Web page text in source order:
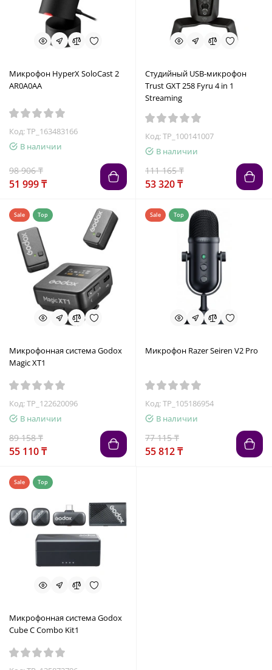
Микрофон HyperX SoloСast 2
AR0A0AA
Код: TP_163483166
В наличии
98 906 ₸
51 999 ₸
Студийный USB-микрофон
Trust GXT 258 Fyru 4 in 1
Streaming
Код: TP_100141007
В наличии
111 165 ₸
53 320 ₸
Sale Top
Микрофонная система Godox
Magic XT1
Код: TP_122620096
В наличии
89 158 ₸
55 110 ₸
Sale Top
Микрофон Razer Seiren V2 Pro
Код: TP_105186954
В наличии
77 115 ₸
55 812 ₸
Sale Top
Микрофонная система Godox
Cube C Combo Kit1